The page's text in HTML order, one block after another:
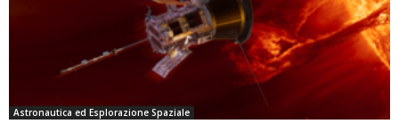
Astronautica ed Esplorazione Spaziale